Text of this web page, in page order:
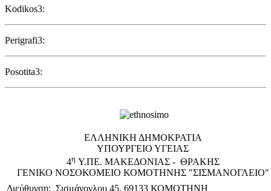
Kodikos3:
Perigrafi3:
Posotita3:
EΛΛΗΝΙΚΗ ΔΗΜΟΚΡΑΤΙΑ
ΥΠΟΥΡΓΕΙΟ ΥΓΕΙΑΣ
4η Υ.ΠΕ. ΜΑΚΕΔΟΝΙΑΣ - ΘΡΑΚΗΣ
ΓΕΝΙΚΟ NΟΣΟΚΟΜΕΙΟ ΚΟΜΟΤΗΝΗΣ "ΣΙΣΜΑΝΟΓΛΕΙΟ"
Διεύθυνση: Σισμάνογλου 45, 69133 ΚΟΜΟΤΗΝΗ